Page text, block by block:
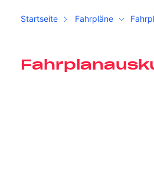
Startseite Fahrpläne